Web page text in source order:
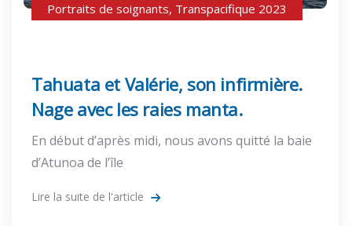
Portraits de soignants, Transpacifique 2023
Tahuata et Valérie, son infirmière.
Nage avec les raies manta.
En début d’après midi, nous avons quitté la baie
d’Atunoa de l’île
Lire la suite de l'article